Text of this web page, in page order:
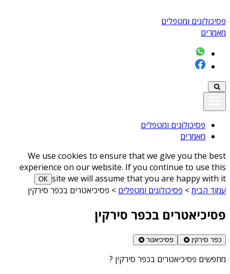
פסיכולוגים ומטפלים
מאמרים
פסיכולוגים ומטפלים
מאמרים
We use cookies to ensure that we give you the best
experience on our website. If you continue to use this
site we will assume that you are happy with it
ОК
עמוד הבית> פסיכולוגים ומטפלים > פסיכיאטרים בכפר סירקין
פסיכיאטרים בכפר סירקין
כפר סירקין פסיכיאטר
מחפשים פסיכיאטרים בכפר סירקין ?